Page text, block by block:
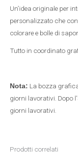
Un’idea originale per
personalizzato che
colorare e bolle di
Tutto in coordinato
Nota: La bozza
giorni lavorativi. Dopo
giorni lavorativi.
Prodotti correlati